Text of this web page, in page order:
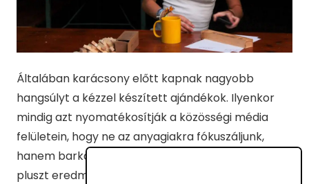
Általában karácsony előtt kapnak nagyobb
hangsúlyt a kézzel készített ajándékok. Ilyenkor
mindig azt nyomatékosítják a közösségi média
felületein, hogy ne az anyagiakra fókuszáljunk,
hanem barkácsoljunk, ötleteljünk, mert ez olyan
pluszt eredményez, amelyhez egyetlen boltban